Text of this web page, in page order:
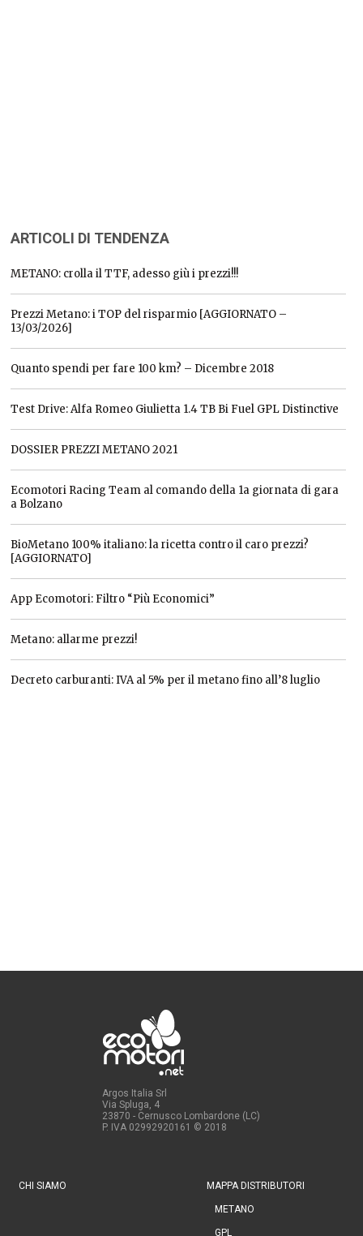
ARTICOLI DI TENDENZA
METANO: crolla il TTF, adesso giù i prezzi!!!
Prezzi Metano: i TOP del risparmio [AGGIORNATO –
13/03/2026]
Quanto spendi per fare 100 km? – Dicembre 2018
Test Drive: Alfa Romeo Giulietta 1.4 TB Bi Fuel GPL Distinctive
DOSSIER PREZZI METANO 2021
Ecomotori Racing Team al comando della 1a giornata di gara
a Bolzano
BioMetano 100% italiano: la ricetta contro il caro prezzi?
[AGGIORNATO]
App Ecomotori: Filtro “Più Economici”
Metano: allarme prezzi!
Decreto carburanti: IVA al 5% per il metano fino all’8 luglio
Argos Italia Srl
Via Spluga, 4
23870 - Cernusco Lombardone (LC)
P. IVA 02992920161 © 2018
CHI SIAMO MAPPA DISTRIBUTORI
METANO
GPL